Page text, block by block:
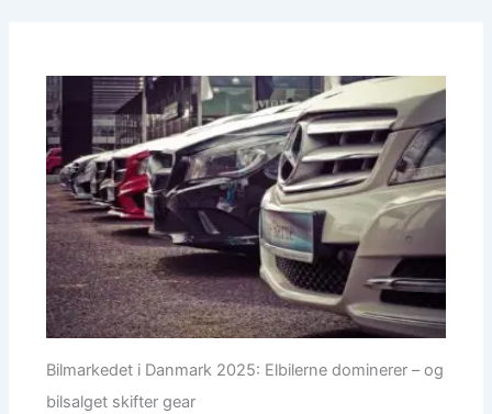
Bilmarkedet i Danmark 2025: Elbilerne dominerer – og
bilsalget skifter gear